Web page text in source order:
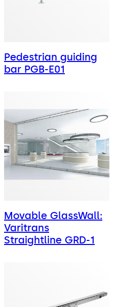
Pedestrian guiding
bar PGB-E01
Movable GlassWall:
Varitrans
Straightline GRD-1